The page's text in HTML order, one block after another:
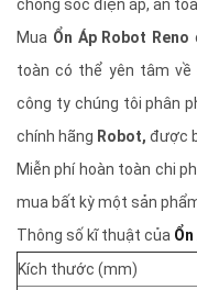
chống sốc điện áp, an
Mua Ổn Áp Robot Reno
toàn có thể yên tâm về
công ty chúng tôi phân
chính hãng Robot, được
Miễn phí hoàn toàn chi
mua bất kỳ một sản
Thông số kĩ thuật của
Kích thước (mm)